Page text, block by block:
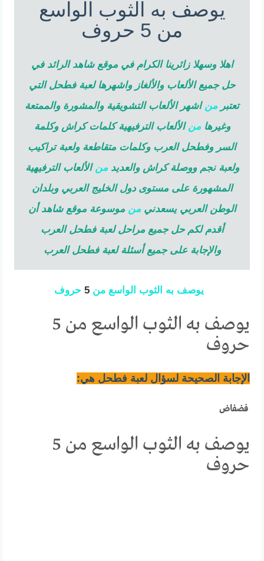
يوصف به الثوب الواسع
من 5 حروف
اهلا وسهلا زائرينا الكرام في موقع شاهد الرائد في
حل جميع الألعاب والألغاز واشهرها لعبة فطحل التي
تعتبر من اشهر الألعاب التشويقية والمشورة والممتعة
وغيرهامن الألعاب الترفيهية كلمات كراش وكلمة
السر وفطحل العرب وكلمات متقاطعة ولعبة تراكيب
ولعبة نجم ووصلة كراش والعديدمن الألعاب الترفيهية
المشهورة على مستوى دول الخليج العربي وبلدان
الوطن العربي يسعدنيمن موسوعة موقع شاهد أن
أقدم لكم حل جميع مراحل لعبة فطحل العرب
والإجابة على جميع أسئلة لعبة فطحل العرب
يوصف به الثوب الواسع من حروف
يوصف به الثوب الواسع من 5
حروف
الإجابة الصحيحة لسؤال لعبة فطحل هي:
فضفاض
يوصف به الثوب الواسع من 5
حروف